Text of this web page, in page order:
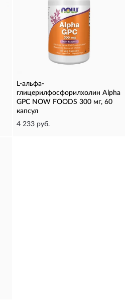
L-альфа-
глицерилфосфорилхолин Alpha
GPC NOW FOODS 300 мг, 60
капсул
4 233 руб.